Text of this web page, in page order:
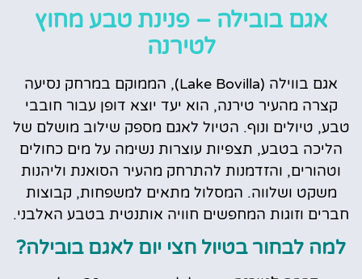
אגם בובילה – פנינת טבע מחוץ
לטירנה
אגם בווילה (Lake Bovilla), הממוקם במרחק נסיעה
קצרה מהעיר טירנה, הוא יעד יוצא דופן עבור חובבי
טבע, טיולים ונוף. הטיול לאגם מספק שילוב מושלם של
הליכה בטבע, תצפיות עוצרות נשימה על מים כחולים
וטהורים, והזדמנות להתרחק מהעיר הסואנת וליהנות
משקט ושלווה. המסלול מתאים למשפחות, קבוצות
חברים וזוגות המחפשים חוויה אותנטית בטבע האלבני.
למה לבחור בטיול חצי יום לאגם בובילה?